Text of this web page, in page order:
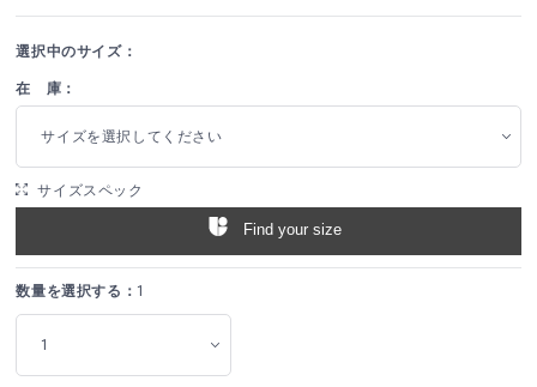
選択中のサイズ：
在 庫：
サイズを選択してください
サイズスペック
Find your size
数量を選択する： 1